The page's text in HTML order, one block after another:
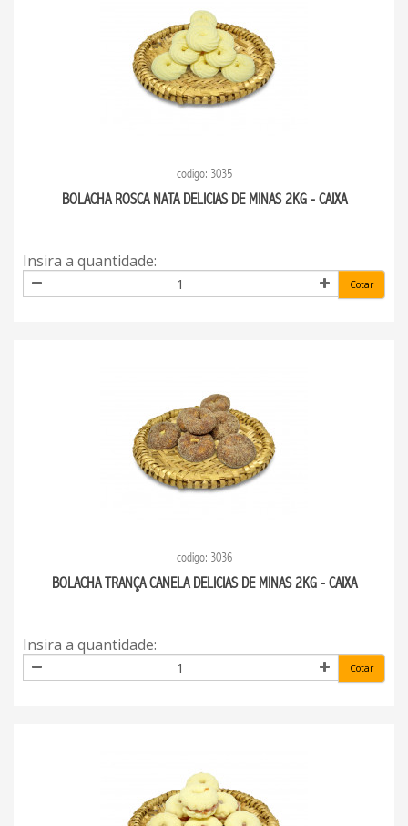
codigo: 3035
BOLACHA ROSCA NATA DELICIAS DE MINAS 2KG - CAIXA
Insira a quantidade:
Cotar
codigo: 3036
BOLACHA TRANÇA CANELA DELICIAS DE MINAS 2KG - CAIXA
Insira a quantidade:
Cotar